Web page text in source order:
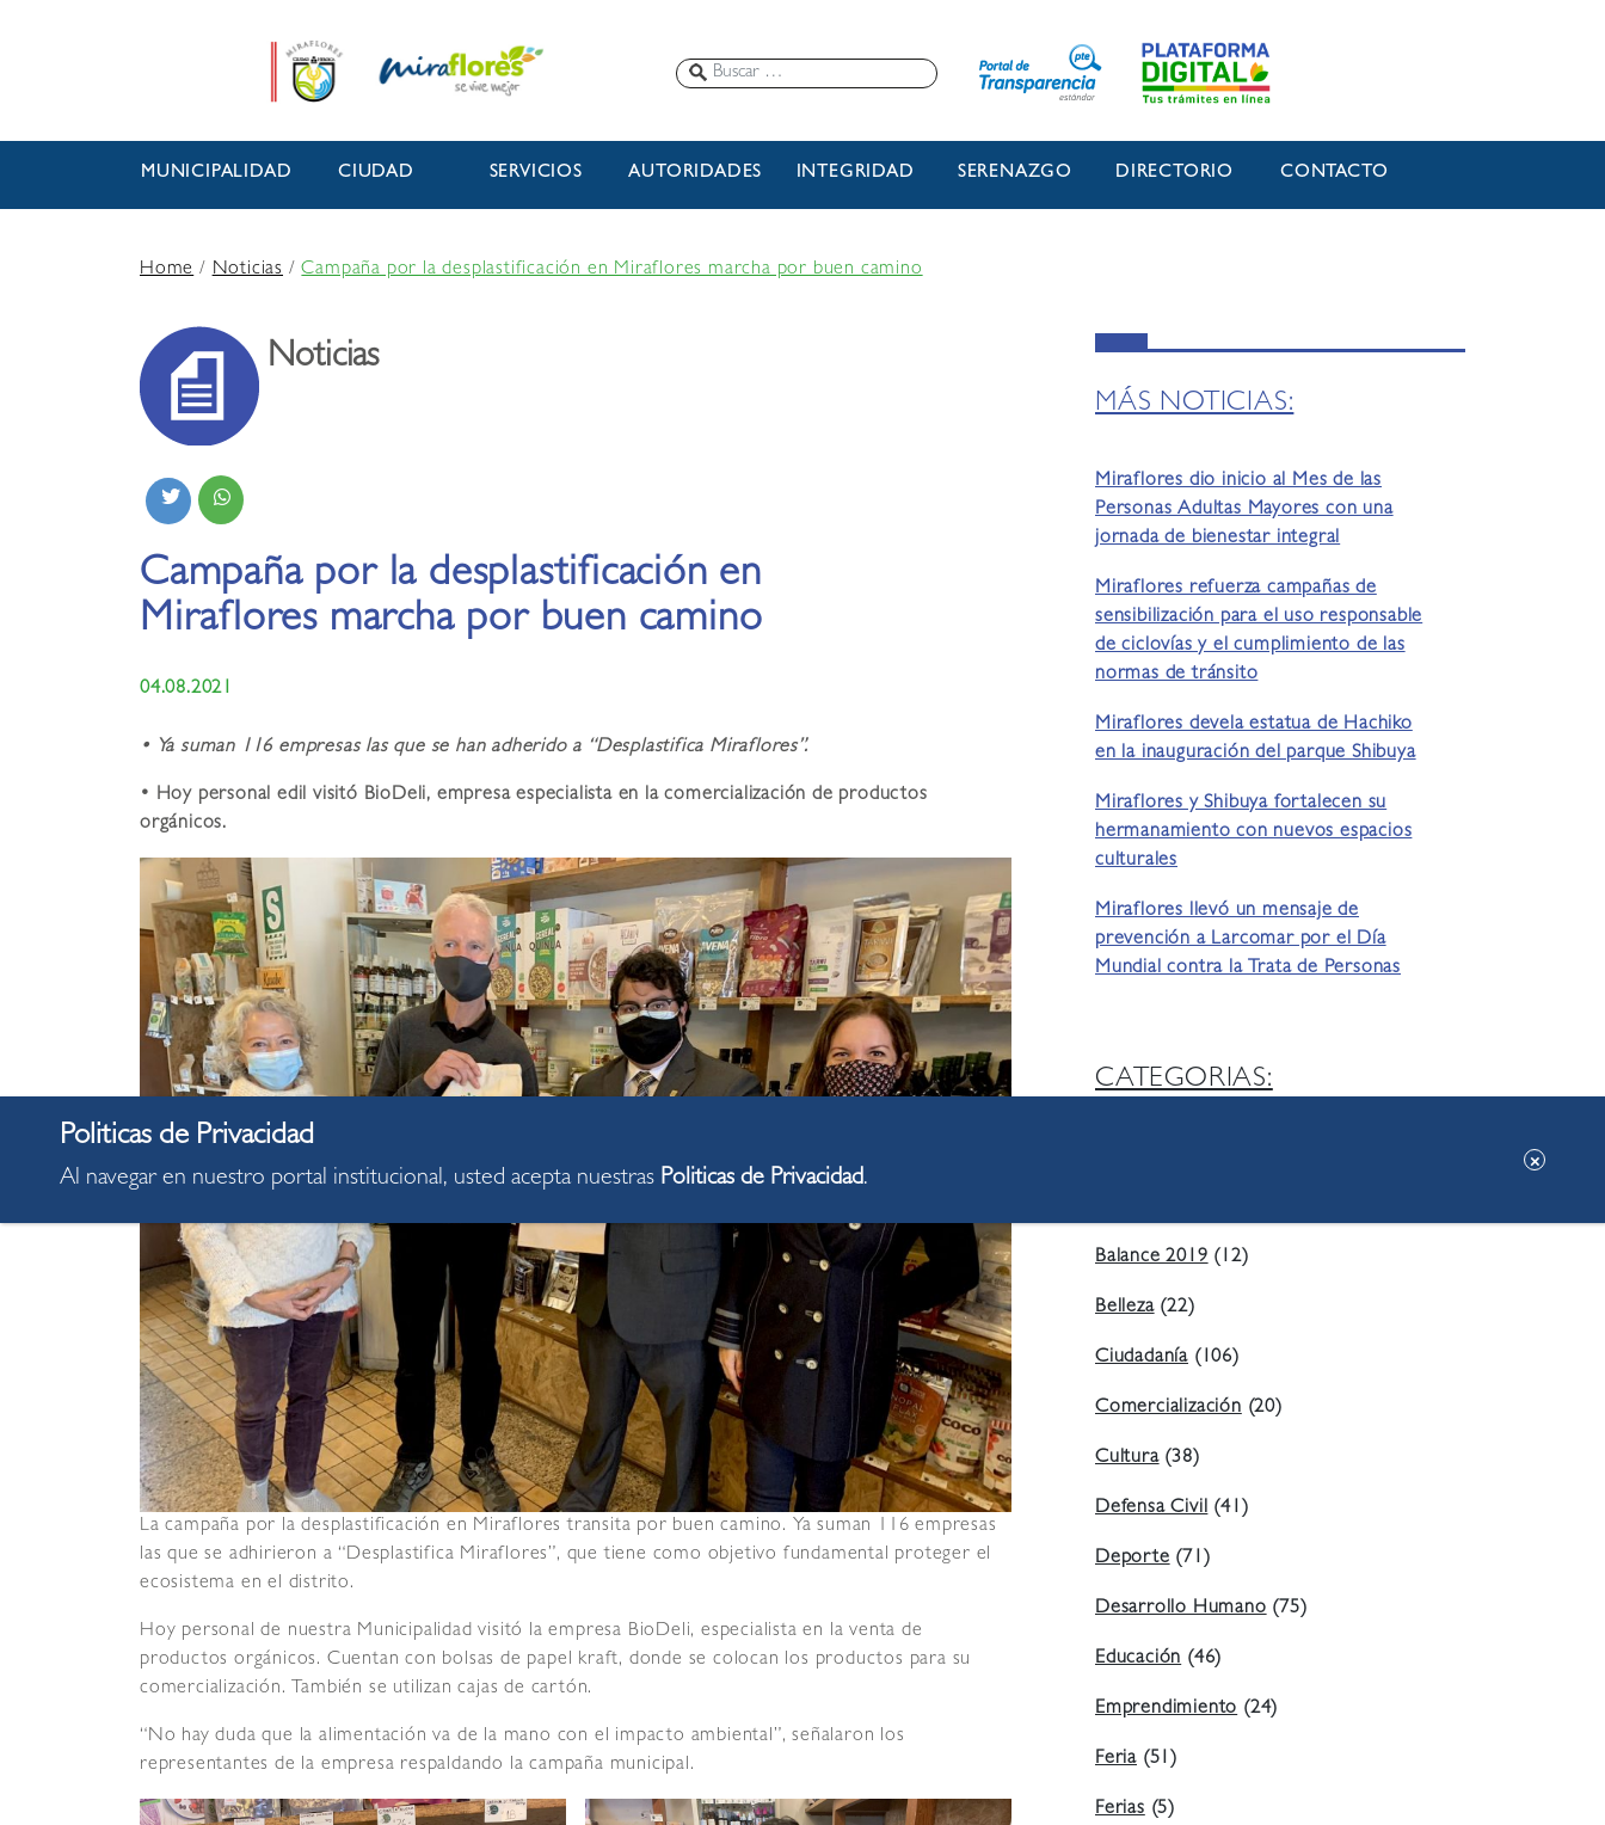
MUNICIPALIDAD CIUDAD SERVICIOS AUTORIDADES INTEGRIDAD SERENAZGO DIRECTORIO CONTACTO
Home/Noticias /Campaña por la desplastificación en Miraflores marcha por buen camino
Noticias
Campaña por la desplastificación en
Miraflores marcha por buen camino
04.08.2021
• Ya suman 116 empresas las que se han adherido a “Desplastifica Miraflores”.
• Hoy personal edil visitó BioDeli, empresa especialista en la comercialización de productos
orgánicos.
La campaña por la desplastificación en Miraflores transita por buen camino. Ya suman 116 empresas
las que se adhirieron a “Desplastifica Miraflores”, que tiene como objetivo fundamental proteger el
ecosistema en el distrito.
Hoy personal de nuestra Municipalidad visitó la empresa BioDeli, especialista en la venta de
productos orgánicos. Cuentan con bolsas de papel kraft, donde se colocan los productos para su
comercialización. También se utilizan cajas de cartón.
“No hay duda que la alimentación va de la mano con el impacto ambiental”, señalaron los
representantes de la empresa respaldando la campaña municipal.
MÁS NOTICIAS:
Miraflores dio inicio al Mes de las
Personas Adultas Mayores con una
jornada de bienestar integral
Miraflores refuerza campañas de
sensibilización para el uso responsable
de ciclovías y el cumplimiento de las
normas de tránsito
Miraflores devela estatua de Hachiko
en la inauguración del parque Shibuya
Miraflores y Shibuya fortalecen su
hermanamiento con nuevos espacios
culturales
Miraflores llevó un mensaje de
prevención a Larcomar por el Día
Mundial contra la Trata de Personas
CATEGORIAS:
Balance 2019(12)
Belleza(22)
Ciudadanía (106)
Comercialización(20)
Cultura(38)
Defensa Civil(41)
Deporte(71)
Desarrollo Humano(75)
Educación(46)
Emprendimiento(24)
Feria (51)
Ferias(5)
Al navegar en nuestro portal institucional, usted acepta nuestras Politicas de Privacidad.